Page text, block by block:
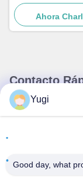
PCB principal
Ahora
Contacto
Dirección
Xingye
Yugi
Good day, what